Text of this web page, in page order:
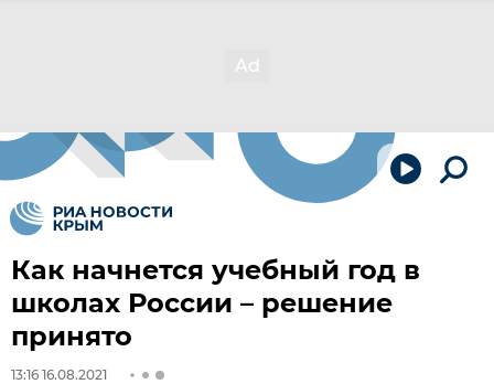
Как начнется учебный год в
школах России – решение
принято
13:16 16.08.2021